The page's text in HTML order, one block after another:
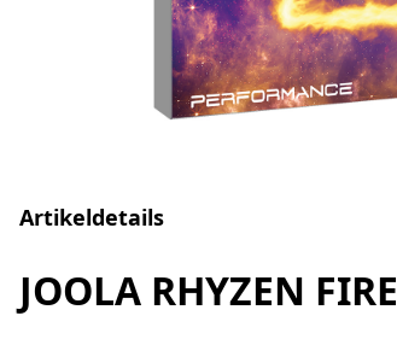
Artikeldetails
JOOLA RHYZEN FIRE